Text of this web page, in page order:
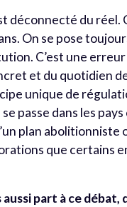
déconnecté du réel.
On se pose
C’est une
et du quotidien
unique de
passe dans les
plan
que
part à ce